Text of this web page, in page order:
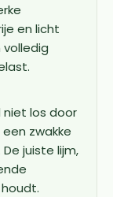
en licht
los door
zwakke
juiste lijm,